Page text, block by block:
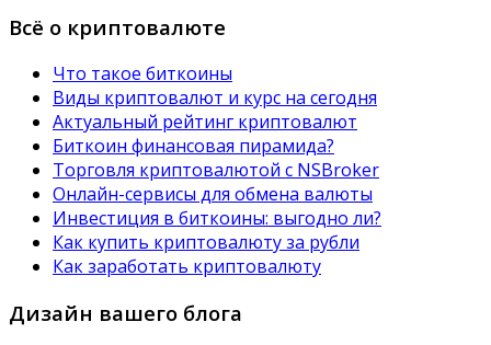
Всё о криптовалюте
Что такое биткоины
Виды криптовалют и курс на сегодня
Актуальный рейтинг криптовалют
Биткоин финансовая пирамида?
Торговля криптовалютой с NSBroker
Онлайн-сервисы для обмена валюты
Инвестиция в биткоины: выгодно ли?
Как купить криптовалюту за рубли
Как заработать криптовалюту
Дизайн вашего блога